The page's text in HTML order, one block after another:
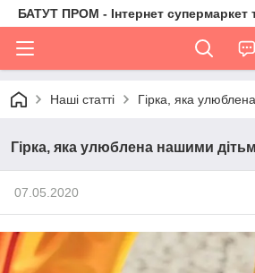
БАТУТ ПРОМ - Інтернет супермаркет
Наші статті Гірка, яка
Гірка, яка улюблена нашими
07.05.2020